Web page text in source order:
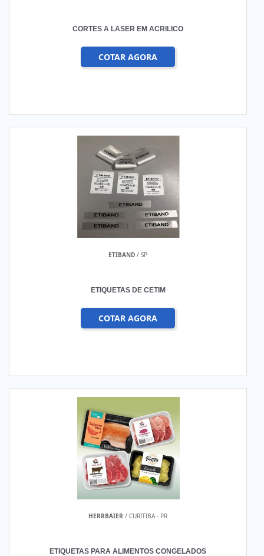
CORTES A LASER EM ACRILICO
COTAR AGORA
ETIBAND / SP
ETIQUETAS DE CETIM
COTAR AGORA
HERRBAIER / CURITIBA - PR
ETIQUETAS PARA ALIMENTOS CONGELADOS